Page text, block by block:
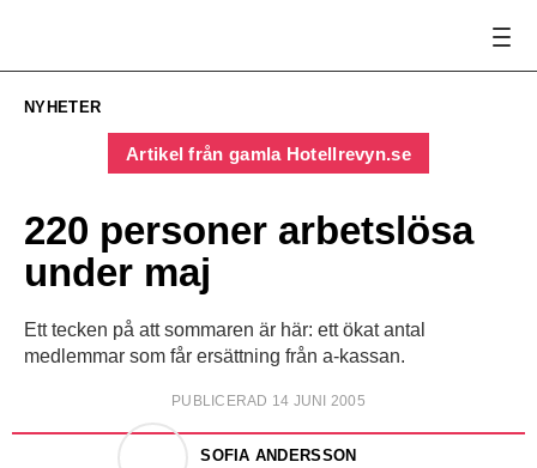
NYHETER
Artikel från gamla Hotellrevyn.se
220 personer arbetslösa
under maj
Ett tecken på att sommaren är här: ett ökat antal
medlemmar som får ersättning från a-kassan.
PUBLICERAD 14 JUNI 2005
SOFIA ANDERSSON